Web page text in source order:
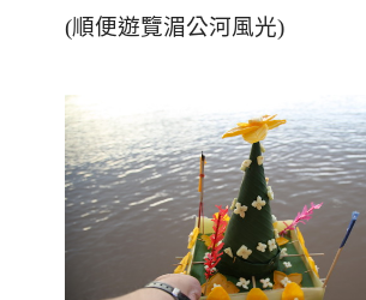
(順便遊覽湄公河風光)